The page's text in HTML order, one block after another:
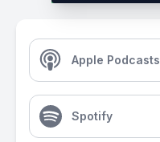
Apple Podcasts
Spotify